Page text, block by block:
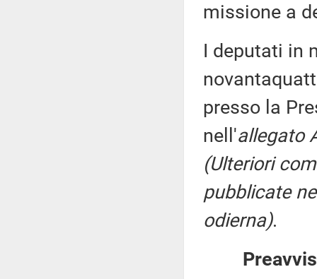
missione a
I deputati in
presso la
nell'allegato
(Ulteriori
pubblicate
odierna).